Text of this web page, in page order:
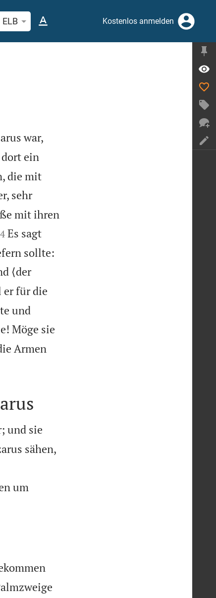
oder Begriff suchen
ELB Kostenlos anmelden
war,
ein
die mit
sehr
mit ihren

4 Es sagt
sollte:
⟨der
er für die
und
Möge sie
Armen
und sie
sähen,
um